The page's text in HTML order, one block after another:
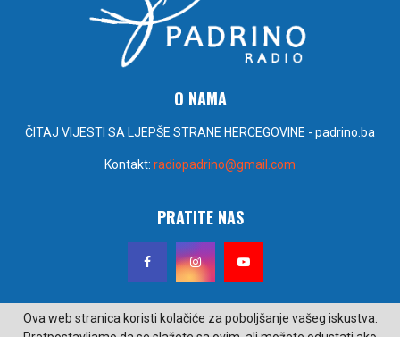
O NAMA
ČITAJ VIJESTI SA LJEPŠE STRANE HERCEGOVINE - padrino.ba
Kontakt: radiopadrino@gmail.com
PRATITE NAS
Ova web stranica koristi kolačiće za poboljšanje vašeg iskustva.